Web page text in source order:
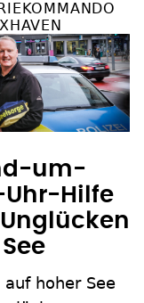
um-
Hilfe
auf hoher See